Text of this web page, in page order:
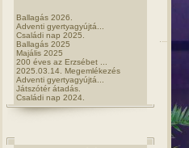
Ballagás 2026.
Adventi gyertyagyújtá...
Családi nap 2025.
Ballagás 2025
Majális 2025
200 éves az Erzsébet ...
2025.03.14. Megemlékezés
Adventi gyertyagyújtá...
Játszótér átadás.
Családi nap 2024.